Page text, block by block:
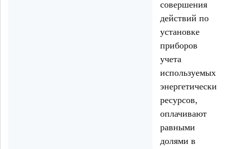
совершения
действий по
установке
приборов
учета
используемых
энергетических
ресурсов,
оплачивают
равными
долями в